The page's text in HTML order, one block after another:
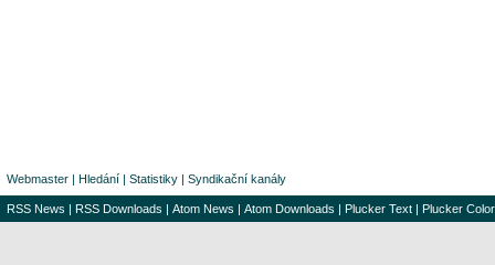
Webmaster | Hledání | Statistiky | Syndikační kanály
RSS News | RSS Downloads | Atom News | Atom Downloads | Plucker Text | Plucker Color